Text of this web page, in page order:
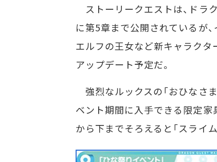
ストーリークエストは、ドラ
に第5章まで公開されているが
エルフの王女など新キャラク
アップデート予定だ。
強烈なルックスの「おひなさ
ベント期間に入手できる限定家
から下までそろえると「スライ